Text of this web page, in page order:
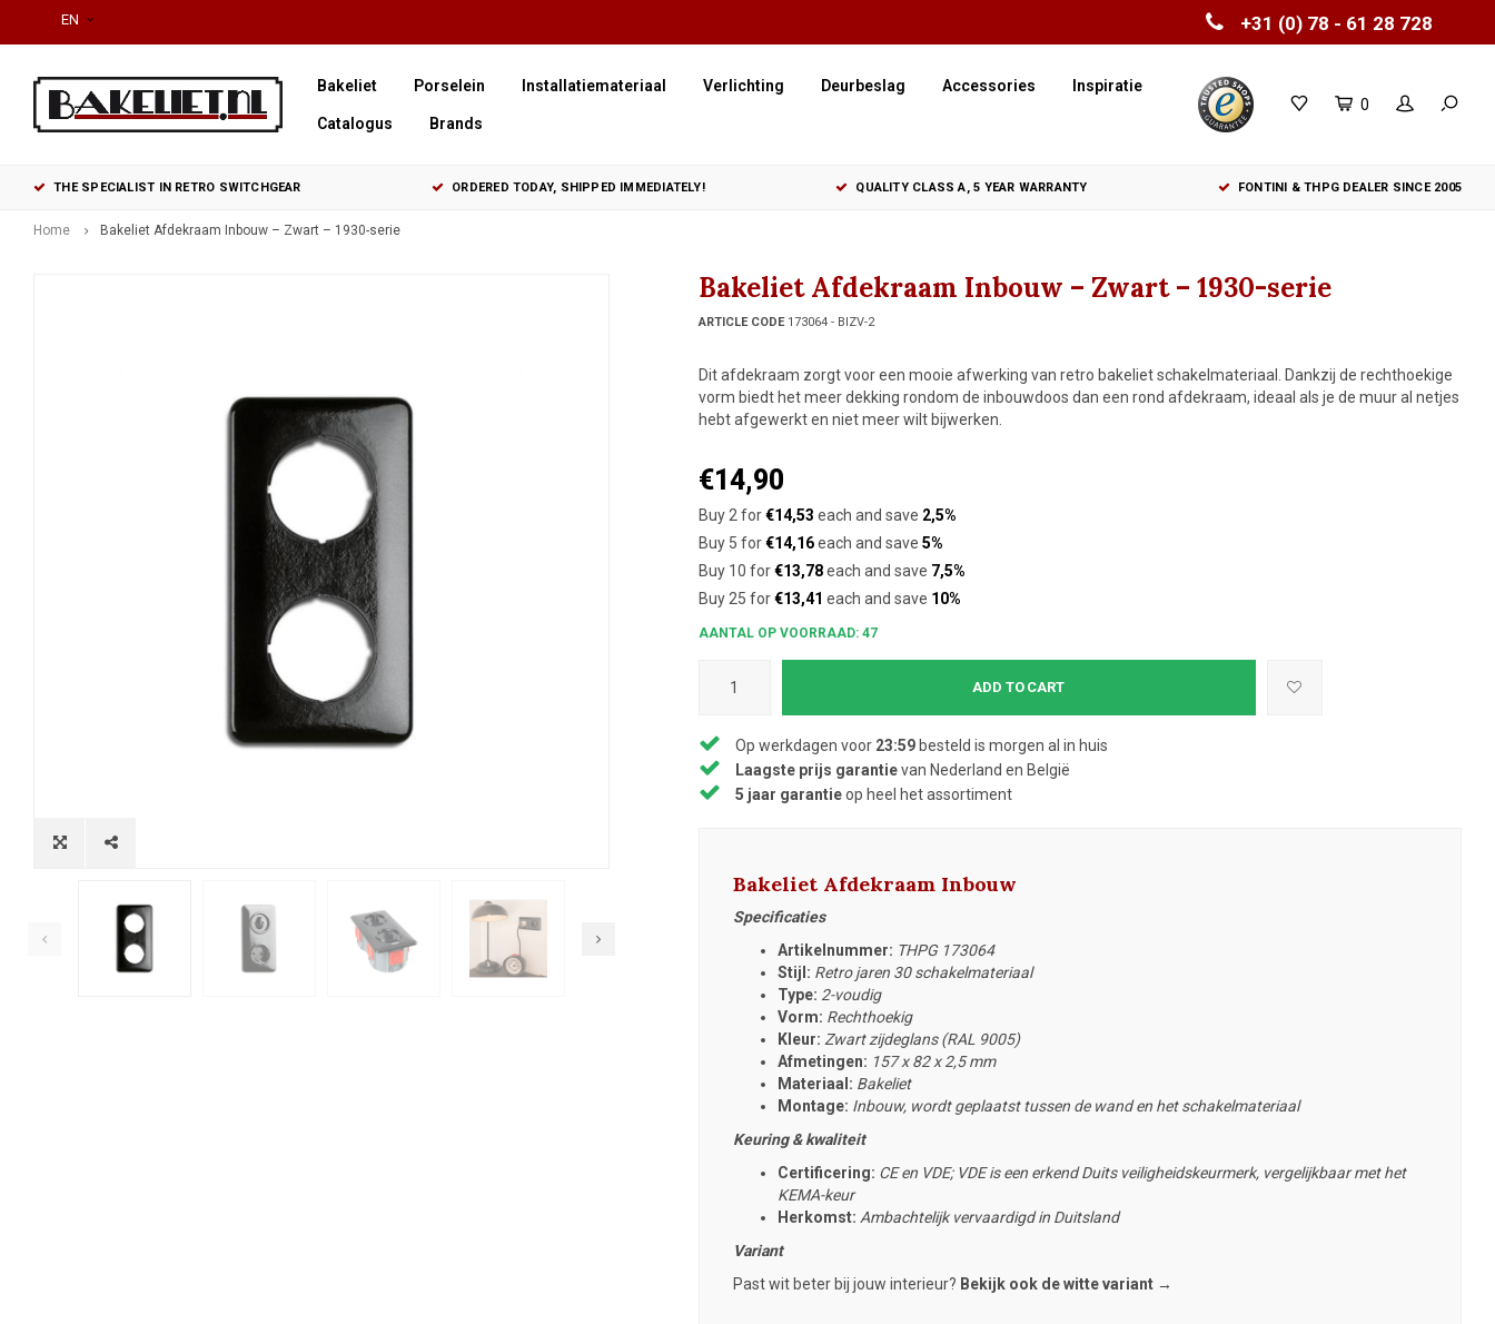
+31 (0) 78 - 61 28 728
EN
Bakeliet Porselein Installatiemateriaal Verlichting Deurbeslag Accessories Inspiratie
Catalogus Brands
0
THE SPECIALIST IN RETRO SWITCHGEAR ORDERED TODAY, SHIPPED IMMEDIATELY! QUALITY CLASS A, 5 YEAR WARRANTY FONTINI & THPG DEALER SINCE 2005
Home Bakeliet Afdekraam Inbouw – Zwart – 1930-serie
Bakeliet Afdekraam Inbouw – Zwart – 1930-serie
ARTICLE CODE173064 - BIZV-2
Dit afdekraam zorgt voor een mooie afwerking van retro bakeliet schakelmateriaal. Dankzij de rechthoekige
vorm biedt het meer dekking rondom de inbouwdoos dan een rond afdekraam, ideaal als je de muur al netjes
hebt afgewerkt en niet meer wilt bijwerken.
€14,90
Buy 2 for€14,53 each and save 2,5%
Buy 5 for€14,16each and save 5%
Buy 10 for€13,78each and save 7,5%
Buy 25 for€13,41 each and save 10%
AANTAL OP VOORRAAD: 47
ADD TO CART
Op werkdagen voor 23:59besteld is morgen al in huis
Laagste prijs garantievan Nederland en België
5 jaar garantieop heel het assortiment
Bakeliet Afdekraam Inbouw
Specificaties
Artikelnummer: THPG 173064
Stijl: Retro jaren 30 schakelmateriaal
Type: 2-voudig
Vorm: Rechthoekig
Kleur: Zwart zijdeglans (RAL 9005)
Afmetingen: 157 x 82 x 2,5 mm
Materiaal: Bakeliet
Montage: Inbouw, wordt geplaatst tussen de wand en het schakelmateriaal
Keuring & kwaliteit
Certificering: CE en VDE; VDE is een erkend Duits veiligheidskeurmerk, vergelijkbaar met het
KEMA-keur
Herkomst: Ambachtelijk vervaardigd in Duitsland
Variant
Past wit beter bij jouw interieur? Bekijk ook de witte variant →